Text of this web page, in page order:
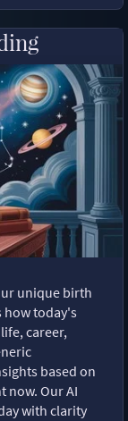
unique birth
how today's
career,
based on
now. Our AI
with clarity